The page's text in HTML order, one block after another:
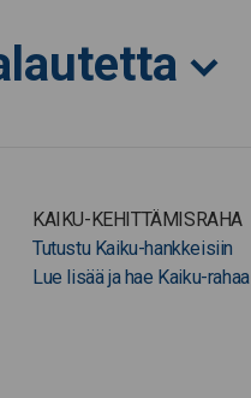
KAIKU-KEHITTÄMISRAHA
Tutustu Kaiku-hankkeisiin
Lue lisää ja hae Kaiku-rahaa